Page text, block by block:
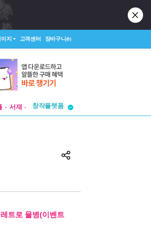
이지 고객센터 장바구니(0)
서재
투비컨티뉴드
트로 물병(이벤트